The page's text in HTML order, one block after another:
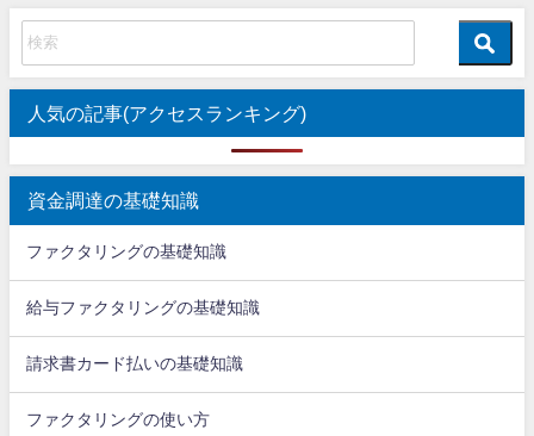
人気の記事(アクセスランキング)
資金調達の基礎知識
ファクタリングの基礎知識
給与ファクタリングの基礎知識
請求書カード払いの基礎知識
ファクタリングの使い方